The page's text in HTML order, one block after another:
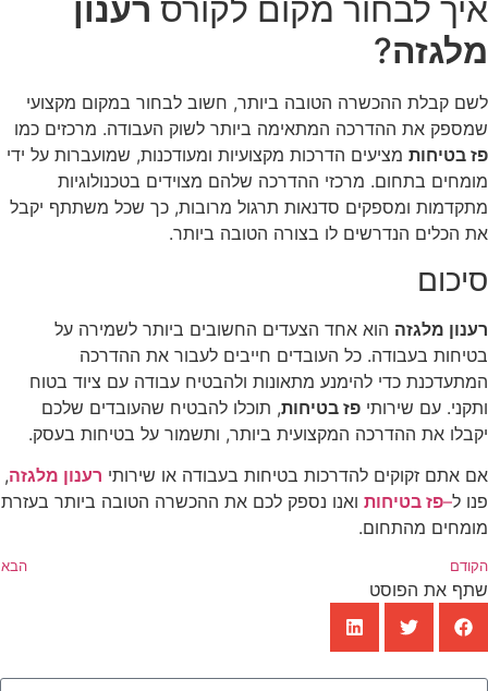
איך לבחור מקום לקורס רענון
מלגזה?
לשם קבלת ההכשרה הטובה ביותר, חשוב לבחור במקום מקצועי
שמספק את ההדרכה המתאימה ביותר לשוק העבודה. מרכזים כמו
פז בטיחות מציעים הדרכות מקצועיות ומעודכנות, שמועברות על ידי
מומחים בתחום. מרכזי ההדרכה שלהם מצוידים בטכנולוגיות
מתקדמות ומספקים סדנאות תרגול מרובות, כך שכל משתתף יקבל
את הכלים הנדרשים לו בצורה הטובה ביותר.
סיכום
רענון מלגזה הוא אחד הצעדים החשובים ביותר לשמירה על
בטיחות בעבודה. כל העובדים חייבים לעבור את ההדרכה
המתעדכנת כדי להימנע מתאונות ולהבטיח עבודה עם ציוד בטוח
ותקני. עם שירותי פז בטיחות, תוכלו להבטיח שהעובדים שלכם
יקבלו את ההדרכה המקצועית ביותר, ותשמור על בטיחות בעסק.
אם אתם זקוקים להדרכות בטיחות בעבודה או שירותי רענון מלגזה,
פנו ל–פז בטיחות ואנו נספק לכם את ההכשרה הטובה ביותר בעזרת
מומחים מהתחום.
הקודם הבא
שתף את הפוסט